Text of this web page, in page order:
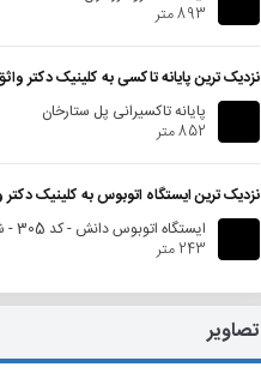
893 متر
نزدیک ترین پایانه تاکسی به کلینیک دکتر
پایانه تاکسیرانی پل ستارخان
852 متر
نزدیک ترین ایستگاه اتوبوس به کلینیک دکتر
ایستگاه اتوبوس دانش - کد 305 - شرق به غرب
243 متر
تصاویر